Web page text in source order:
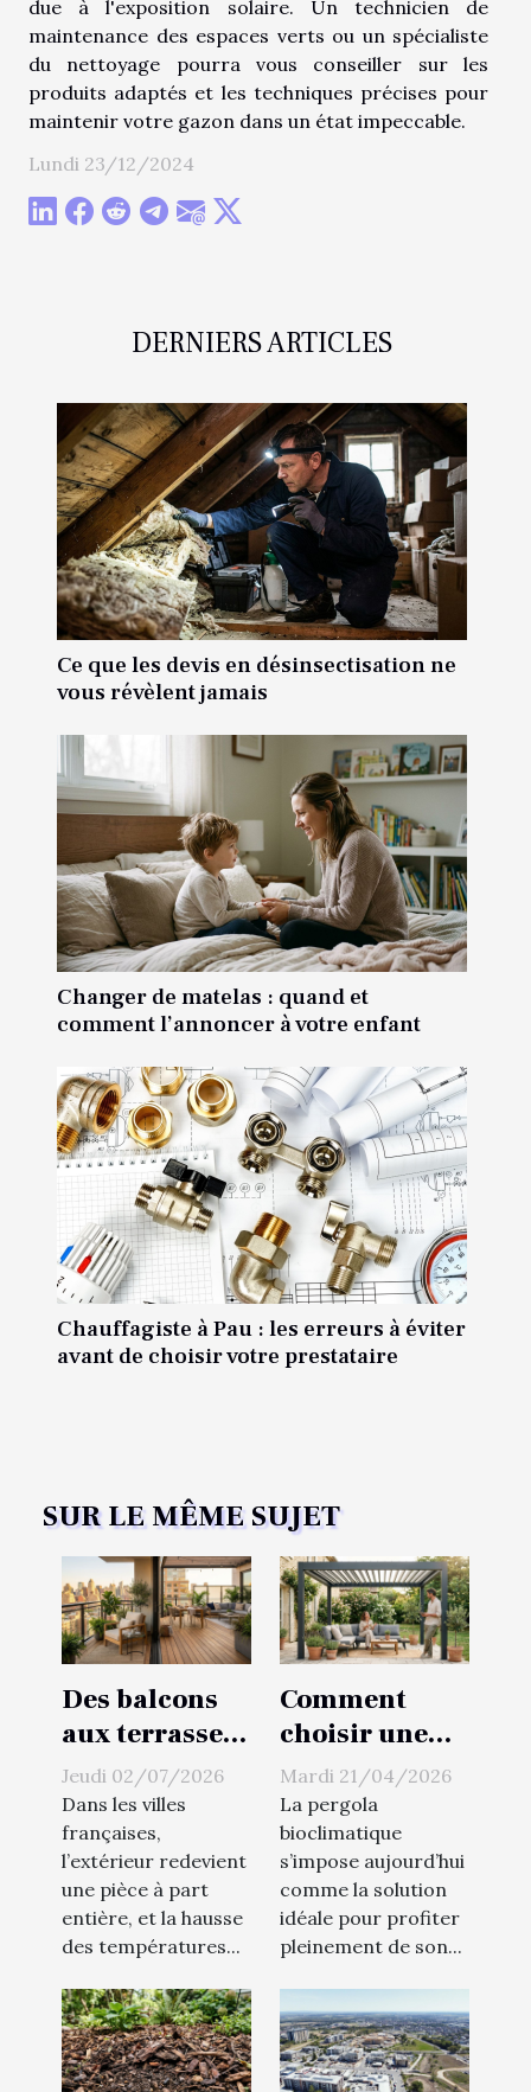
due à l'exposition solaire. Un technicien de
maintenance des espaces verts ou un spécialiste
du nettoyage pourra vous conseiller sur les
produits adaptés et les techniques précises pour
maintenir votre gazon dans un état impeccable.
Lundi 23/12/2024
DERNIERS ARTICLES
Ce que les devis en désinsectisation ne
vous révèlent jamais
Changer de matelas : quand et
comment l’annoncer à votre enfant
Chauffagiste à Pau : les erreurs à éviter
avant de choisir votre prestataire
SUR LE MÊME SUJET
Des balcons
aux terrasses :
redéfinir les
extérieurs
sans fausse
note
Jeudi 02/07/2026
Dans les villes
françaises,
l’extérieur redevient
une pièce à part
entière, et la hausse
des températures...
Comment
choisir une
pergola
bioclimatique
pour un
confort
optimal ?
Mardi 21/04/2026
La pergola
bioclimatique
s’impose aujourd’hui
comme la solution
idéale pour profiter
pleinement de son...